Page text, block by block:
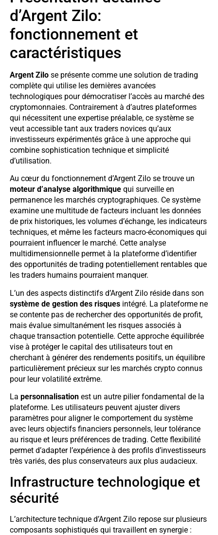
d’Argent Zilo:
fonctionnement et
caractéristiques
Argent Zilo se présente comme une solution de trading
complète qui utilise les dernières avancées
technologiques pour démocratiser l’accès au marché des
cryptomonnaies. Contrairement à d’autres plateformes
qui nécessitent une expertise préalable, ce système se
veut accessible tant aux traders novices qu’aux
investisseurs expérimentés grâce à une approche qui
combine sophistication technique et simplicité
d’utilisation.
Au cœur du fonctionnement d’Argent Zilo se trouve un
moteur d’analyse algorithmique qui surveille en
permanence les marchés cryptographiques. Ce système
examine une multitude de facteurs incluant les données
de prix historiques, les volumes d’échange, les indicateurs
techniques, et même les facteurs macro-économiques qui
pourraient influencer le marché. Cette analyse
multidimensionnelle permet à la plateforme d’identifier
des opportunités de trading potentiellement rentables que
les traders humains pourraient manquer.
L’un des aspects distinctifs d’Argent Zilo réside dans son
système de gestion des risques intégré. La plateforme ne
se contente pas de rechercher des opportunités de profit,
mais évalue simultanément les risques associés à
chaque transaction potentielle. Cette approche équilibrée
vise à protéger le capital des utilisateurs tout en
cherchant à générer des rendements positifs, un équilibre
particulièrement précieux sur les marchés crypto connus
pour leur volatilité extrême.
La personnalisation est un autre pilier fondamental de la
plateforme. Les utilisateurs peuvent ajuster divers
paramètres pour aligner le comportement du système
avec leurs objectifs financiers personnels, leur tolérance
au risque et leurs préférences de trading. Cette flexibilité
permet d’adapter l’expérience à des profils d’investisseurs
très variés, des plus conservateurs aux plus audacieux.
Infrastructure technologique et
sécurité
L’architecture technique d’Argent Zilo repose sur plusieurs
composants sophistiqués qui travaillent en synergie :